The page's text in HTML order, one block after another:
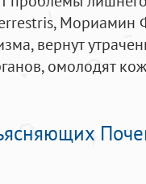
Мориамин
вернут
омолодят